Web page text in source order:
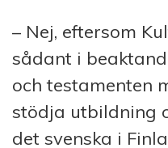
– Nej, eftersom
sådant i
och testamenten
stödja utbildning
det svenska i